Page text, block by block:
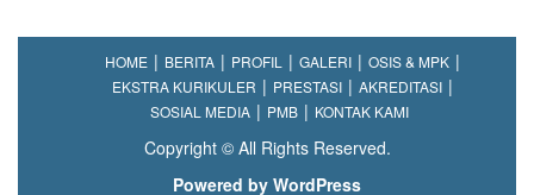
HOME BERITA PROFIL GALERI
OSIS & MPK
EKSTRA KURIKULER
PRESTASI
AKREDITASI
SOSIAL MEDIA
PMB KONTAK KAMI
Copyright © All Rights Reserved.
Powered by WordPress